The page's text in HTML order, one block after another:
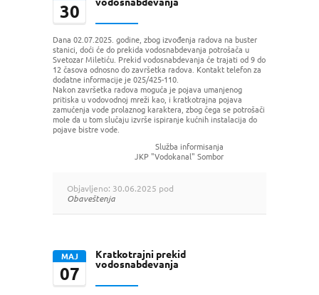
30
Dana 02.07.2025. godine, zbog izvođenja radova na buster
stanici, doći će do prekida vodosnabdevanja potrošača u
Svetozar Miletiću. Prekid vodosnabdevanja će trajati od 9 do
12 časova odnosno do završetka radova. Kontakt telefon za
dodatne informacije je 025/425-110.
Nakon završetka radova moguća je pojava umanjenog
pritiska u vodovodnoj mreži kao, i kratkotrajna pojava
zamućenja vode prolaznog karaktera, zbog čega se potrošači
mole da u tom slučaju izvrše ispiranje kućnih instalacija do
pojave bistre vode.
Služba informisanja
JKP "Vodokanal" Sombor
Objavljeno: 30.06.2025 pod
Obaveštenja
МАЈ
07
Kratkotrajni prekid
vodosnabdevanja